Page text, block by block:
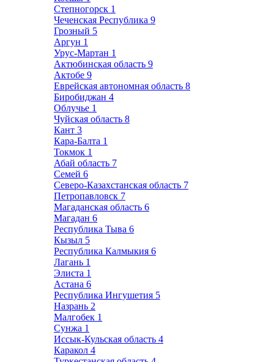
Степногорск 1
Чеченская Республика 9
Грозный 5
Аргун 1
Урус-Мартан 1
Актюбинская область 9
Актобе 9
Еврейская автономная область 8
Биробиджан 4
Облучье 1
Чуйская область 8
Кант 3
Кара-Балта 1
Токмок 1
Абай область 7
Семей 6
Северо-Казахстанская область 7
Петропавловск 7
Магаданская область 6
Магадан 6
Республика Тыва 6
Кызыл 5
Республика Калмыкия 6
Лагань 1
Элиста 1
Астана 6
Республика Ингушетия 5
Назрань 2
Малгобек 1
Сунжа 1
Иссык-Кульская область 4
Каракол 4